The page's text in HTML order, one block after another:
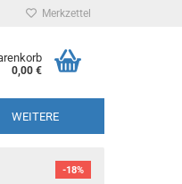
Merkzettel
0,00 €
WEITERE
-18%